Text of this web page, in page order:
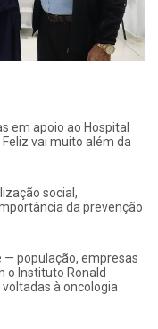
em apoio ao Hospital
vai muito além da
social,
da prevenção
— população, empresas
o Instituto Ronald
à oncologia